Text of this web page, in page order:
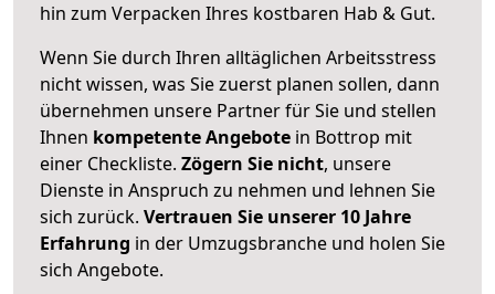
hin zum Verpacken Ihres kostbaren Hab & Gut.
Wenn Sie durch Ihren alltäglichen Arbeitsstress
nicht wissen, was Sie zuerst planen sollen, dann
übernehmen unsere Partner für Sie und stellen
Ihnen kompetente Angebote in Bottrop mit
einer Checkliste. Zögern Sie nicht, unsere
Dienste in Anspruch zu nehmen und lehnen Sie
sich zurück. Vertrauen Sie unserer 10 Jahre
Erfahrung in der Umzugsbranche und holen Sie
sich Angebote.